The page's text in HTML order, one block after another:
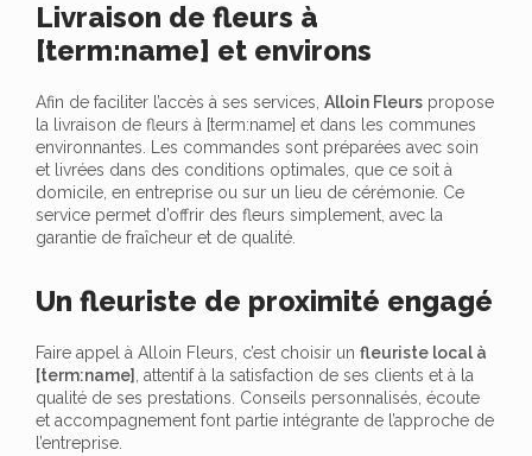
Livraison de fleurs à
[term:name] et environs
Afin de faciliter l’accès à ses services, Alloin Fleurs propose
la livraison de fleurs à [term:name] et dans les communes
environnantes. Les commandes sont préparées avec soin
et livrées dans des conditions optimales, que ce soit à
domicile, en entreprise ou sur un lieu de cérémonie. Ce
service permet d’offrir des fleurs simplement, avec la
garantie de fraîcheur et de qualité.
Un fleuriste de proximité engagé
Faire appel à Alloin Fleurs, c’est choisir un fleuriste local à
[term:name]
, attentif à la satisfaction de ses clients et à la
qualité de ses prestations. Conseils personnalisés, écoute
et accompagnement font partie intégrante de l’approche de
l’entreprise.